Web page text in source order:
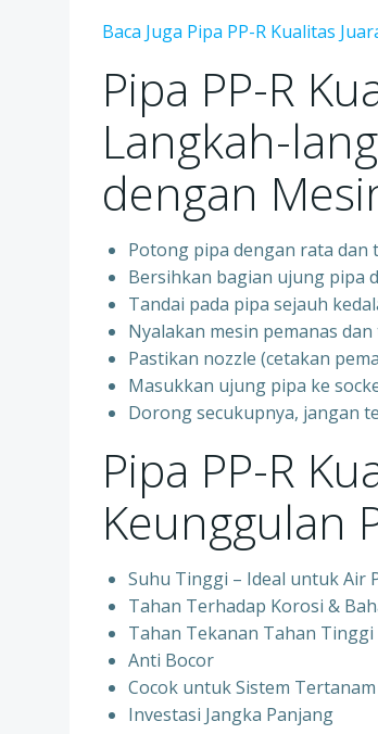
Baca Juga Pipa PP-R Kualitas
Pipa PP-R
Langkah-
dengan
Potong pipa dengan rata
Bersihkan bagian ujung pipa
Tandai pada pipa sejauh
Nyalakan mesin pemanas
Pastikan nozzle (cetakan
Masukkan ujung pipa ke
Dorong secukupnya, jangan
Pipa PP-R
Keunggulan
Suhu Tinggi – Ideal untuk Air
Tahan Terhadap Korosi &
Tahan Tekanan Tahan Tinggi
Anti Bocor
Cocok untuk Sistem Tertanam
Investasi Jangka Panjang